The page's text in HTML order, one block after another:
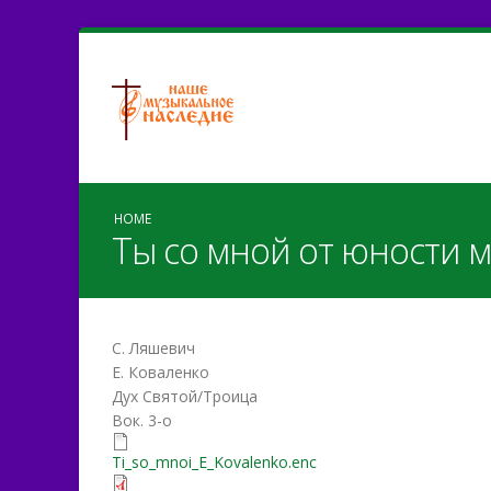
HOME
Ты со мной от юности
С. Ляшевич
Е. Коваленко
Дух Святой/Троица
Вок. 3-о
Ti_so_mnoi_E_Kovalenko.enc